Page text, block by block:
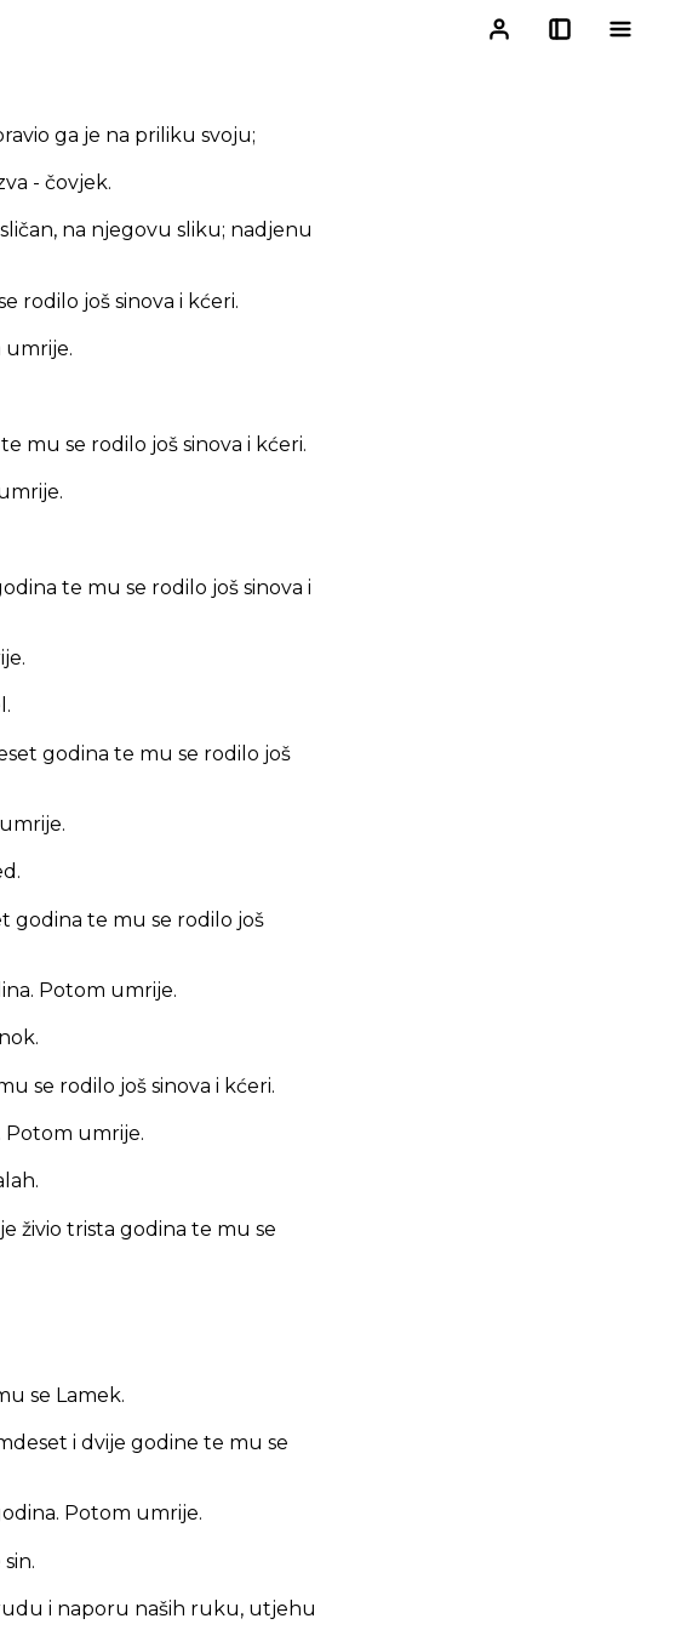
ga je na priliku svoju;
- čovjek.
na njegovu sliku; nadjenu
rodilo još sinova i kćeri.
umrije.
mu se rodilo još sinova i kćeri.
te mu se rodilo još sinova i
godina te mu se rodilo još
godina te mu se rodilo još
Potom umrije.
se rodilo još sinova i kćeri.
Potom umrije.
živio trista godina te mu se
se Lamek.
i dvije godine te mu se
Potom umrije.
i naporu naših ruku, utjehu